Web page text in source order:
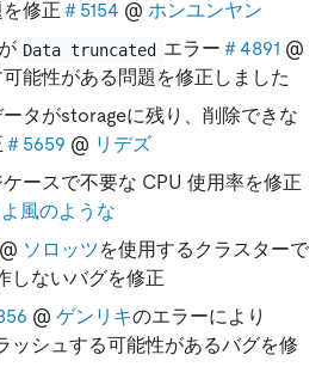
修正 ＃5154 @ ホンユンヤン
Data truncated エラー ＃4891 @
可能性がある問題を修正しました
タがstorageに残り、削除できな
＃5659 @ リデズ
ースで不要な CPU 使用率を修正
風のような
@ ソロッツを使用するクラスターで
しないバグを修正
@ ゲンリキのエラーにより
ッシュする可能性があるバグを修